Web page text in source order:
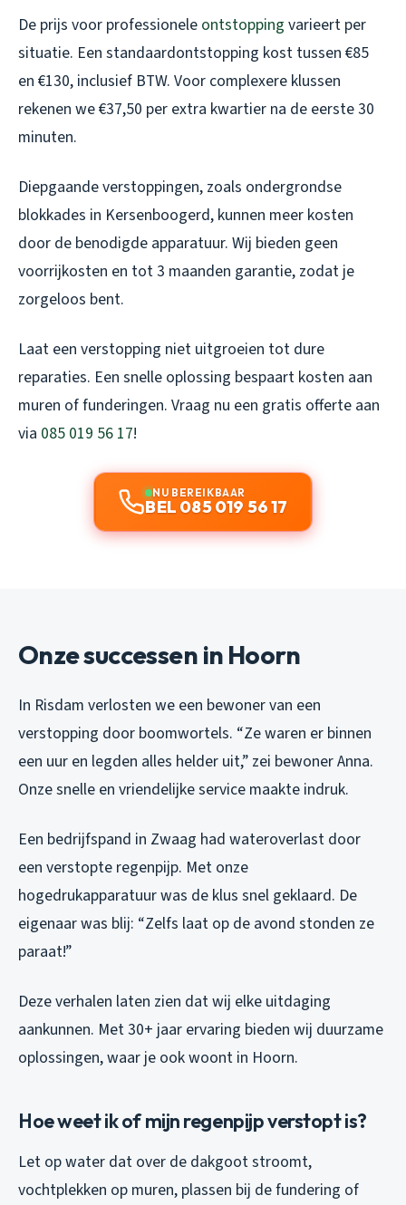
De prijs voor professionele ontstopping varieert per
situatie. Een standaardontstopping kost tussen €85
en €130, inclusief BTW. Voor complexere klussen
rekenen we €37,50 per extra kwartier na de eerste 30
minuten.
Diepgaande verstoppingen, zoals ondergrondse
blokkades in Kersenboogerd, kunnen meer kosten
door de benodigde apparatuur. Wij bieden geen
voorrijkosten en tot 3 maanden garantie, zodat je
zorgeloos bent.
Laat een verstopping niet uitgroeien tot dure
reparaties. Een snelle oplossing bespaart kosten aan
muren of funderingen. Vraag nu een gratis offerte aan
via 085 019 56 17!
NU BEREIKBAAR
BEL 085 019 56 17
Onze successen in Hoorn
In Risdam verlosten we een bewoner van een
verstopping door boomwortels. “Ze waren er binnen
een uur en legden alles helder uit,” zei bewoner Anna.
Onze snelle en vriendelijke service maakte indruk.
Een bedrijfspand in Zwaag had wateroverlast door
een verstopte regenpijp. Met onze
hogedrukapparatuur was de klus snel geklaard. De
eigenaar was blij: “Zelfs laat op de avond stonden ze
paraat!”
Deze verhalen laten zien dat wij elke uitdaging
aankunnen. Met 30+ jaar ervaring bieden wij duurzame
oplossingen, waar je ook woont in Hoorn.
Hoe weet ik of mijn regenpijp verstopt is?
Let op water dat over de dakgoot stroomt,
vochtplekken op muren, plassen bij de fundering of